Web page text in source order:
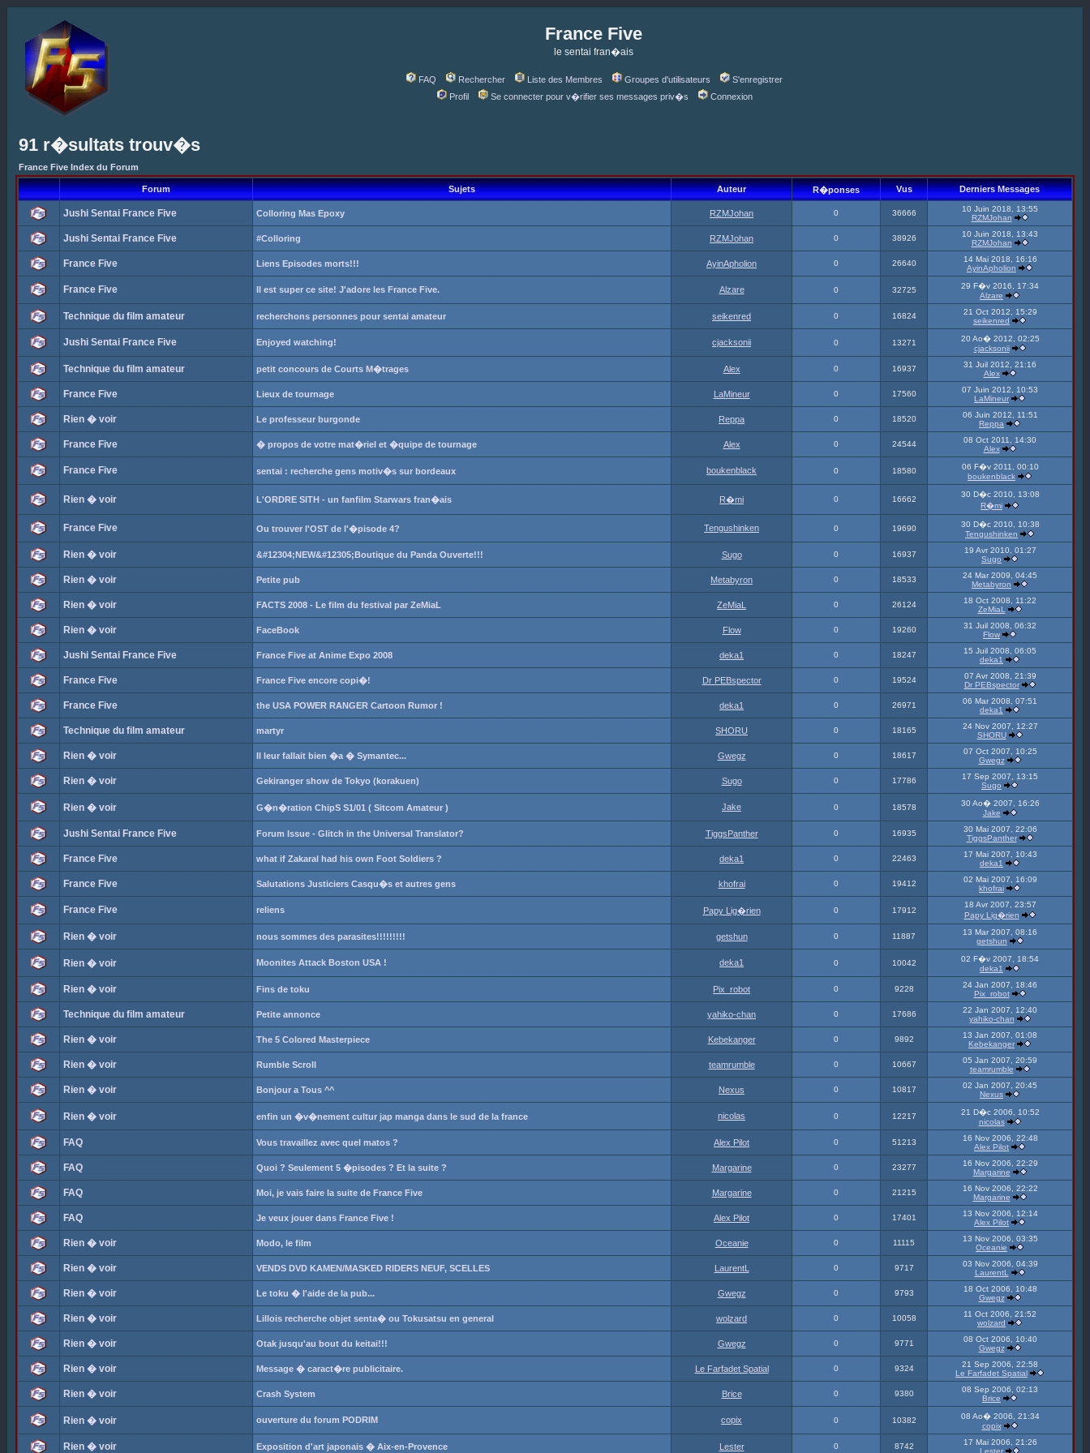
France Five
le sentai fran�ais
FAQ Rechercher Liste des Membres Groupes d'utilisateurs
S'enregistrer
Profil
Se connecter pour v�rifier ses messages priv�s Connexion
91 r�sultats trouv�s
France Five Index du Forum
Forum Sujets Auteur R�ponses Vus Derniers Messages
Jushi Sentai France Five Colloring Mas Epoxy RZMJohan 0 36666
10 Juin 2018, 13:55
RZMJohan
Jushi Sentai France Five #Colloring RZMJohan 0 38926
10 Juin 2018, 13:43
RZMJohan
France Five Liens Episodes morts!!! AyinApholion 0 26640
14 Mai 2018, 16:16
AyinApholion
France Five Il est super ce site! J'adore les France Five. Alzare 0 32725
29 F�v 2016, 17:34
Alzare
Technique du film amateur recherchons personnes pour sentai amateur seikenred 0 16824
21 Oct 2012, 15:29
seikenred
Jushi Sentai France Five Enjoyed watching! cjacksonii 0 13271
20 Ao� 2012, 02:25
cjacksonii
Technique du film amateur petit concours de Courts M�trages Alex 0 16937
31 Juil 2012, 21:16
Alex
France Five Lieux de tournage LaMineur 0 17560
07 Juin 2012, 10:53
LaMineur
Rien � voir Le professeur burgonde Reppa 0 18520
06 Juin 2012, 11:51
Reppa
France Five � propos de votre mat�riel et �quipe de tournage Alex 0 24544
08 Oct 2011, 14:30
Alex
France Five sentai : recherche gens motiv�s sur bordeaux boukenblack 0 18580
06 F�v 2011, 00:10
boukenblack
Rien � voir L'ORDRE SITH - un fanfilm Starwars fran�ais R�mi 0 16662
30 D�c 2010, 13:08
R�mi
France Five Ou trouver l'OST de l'�pisode 4? Tengushinken 0 19690
30 D�c 2010, 10:38
Tengushinken
Rien � voir &#12304;NEW&#12305;Boutique du Panda Ouverte!!! Sugo 0 16937
19 Avr 2010, 01:27
Sugo
Rien � voir Petite pub Metabyron 0 18533
24 Mar 2009, 04:45
Metabyron
Rien � voir FACTS 2008 - Le film du festival par ZeMiaL ZeMiaL 0 26124
18 Oct 2008, 11:22
ZeMiaL
Rien � voir FaceBook Flow 0 19260
31 Juil 2008, 06:32
Flow
Jushi Sentai France Five France Five at Anime Expo 2008 deka1 0 18247
15 Juil 2008, 06:05
deka1
France Five France Five encore copi�! Dr PEBspector 0 19524
07 Avr 2008, 21:39
Dr PEBspector
France Five the USA POWER RANGER Cartoon Rumor ! deka1 0 26971
06 Mar 2008, 07:51
deka1
Technique du film amateur martyr SHORU 0 18165
24 Nov 2007, 12:27
SHORU
Rien � voir Il leur fallait bien �a � Symantec... Gwegz 0 18617
07 Oct 2007, 10:25
Gwegz
Rien � voir Gekiranger show de Tokyo (korakuen) Sugo 0 17786
17 Sep 2007, 13:15
Sugo
Rien � voir G�n�ration ChipS S1/01 ( Sitcom Amateur ) Jake 0 18578
30 Ao� 2007, 16:26
Jake
Jushi Sentai France Five Forum Issue - Glitch in the Universal Translator? TiggsPanther 0 16935
30 Mai 2007, 22:06
TiggsPanther
France Five what if Zakaral had his own Foot Soldiers ? deka1 0 22463
17 Mai 2007, 10:43
deka1
France Five Salutations Justiciers Casqu�s et autres gens khofrai 0 19412
02 Mai 2007, 16:09
khofrai
France Five reliens Papy Lig�rien 0 17912
18 Avr 2007, 23:57
Papy Lig�rien
Rien � voir nous sommes des parasites!!!!!!!!! getshun 0 11887
13 Mar 2007, 08:16
getshun
Rien � voir Moonites Attack Boston USA ! deka1 0 10042
02 F�v 2007, 18:54
deka1
Rien � voir Fins de toku Pix_robot 0 9228
24 Jan 2007, 18:46
Pix_robot
Technique du film amateur Petite annonce yahiko-chan 0 17686
22 Jan 2007, 12:40
yahiko-chan
Rien � voir The 5 Colored Masterpiece Kebekanger 0 9892
13 Jan 2007, 01:08
Kebekanger
Rien � voir Rumble Scroll teamrumble 0 10667
05 Jan 2007, 20:59
teamrumble
Rien � voir Bonjour a Tous ^^ Nexus 0 10817
02 Jan 2007, 20:45
Nexus
Rien � voir enfin un �v�nement cultur jap manga dans le sud de la france nicolas 0 12217
21 D�c 2006, 10:52
nicolas
FAQ Vous travaillez avec quel matos ? Alex Pilot 0 51213
16 Nov 2006, 22:48
Alex Pilot
FAQ Quoi ? Seulement 5 �pisodes ? Et la suite ? Margarine 0 23277
16 Nov 2006, 22:29
Margarine
FAQ Moi, je vais faire la suite de France Five Margarine 0 21215
16 Nov 2006, 22:22
Margarine
FAQ Je veux jouer dans France Five ! Alex Pilot 0 17401
13 Nov 2006, 12:14
Alex Pilot
Rien � voir Modo, le film Oceanie 0 11115
13 Nov 2006, 03:35
Oceanie
Rien � voir VENDS DVD KAMEN/MASKED RIDERS NEUF, SCELLES LaurentL 0 9717
03 Nov 2006, 04:39
LaurentL
Rien � voir Le toku � l'aide de la pub... Gwegz 0 9793
18 Oct 2006, 10:48
Gwegz
Rien � voir Lillois recherche objet senta� ou Tokusatsu en general wolzard 0 10058
11 Oct 2006, 21:52
wolzard
Rien � voir Otak jusqu'au bout du keitai!!! Gwegz 0 9771
08 Oct 2006, 10:40
Gwegz
Rien � voir Message � caract�re publicitaire. Le Farfadet Spatial 0 9324
21 Sep 2006, 22:58
Le Farfadet Spatial
Rien � voir Crash System Brice 0 9380
08 Sep 2006, 02:13
Brice
Rien � voir ouverture du forum PODRIM copix 0 10382
08 Ao� 2006, 21:34
copix
Rien � voir Exposition d'art japonais � Aix-en-Provence Lester 0 8742
17 Mai 2006, 21:26
Lester